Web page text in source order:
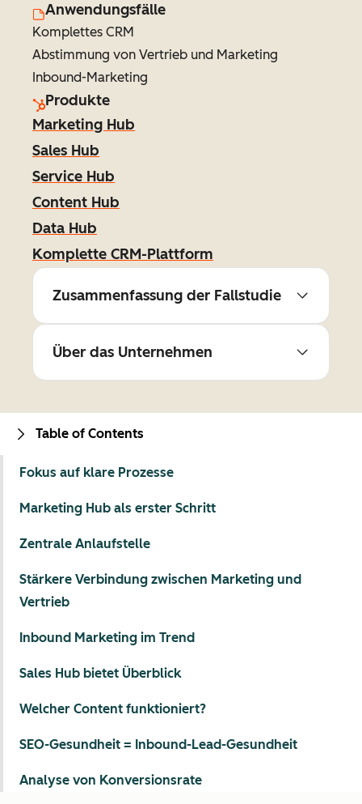
Anwendungsfälle
Komplettes CRM
Abstimmung von Vertrieb und Marketing
Inbound-Marketing
Produkte
Marketing Hub
Sales Hub
Service Hub
Content Hub
Data Hub
Komplette CRM-Plattform
Zusammenfassung der Fallstudie
Über das Unternehmen
Table of Contents
Fokus auf klare Prozesse
Marketing Hub als erster Schritt
Zentrale Anlaufstelle
Stärkere Verbindung zwischen Marketing und
Vertrieb
Inbound Marketing im Trend
Sales Hub bietet Überblick
Welcher Content funktioniert?
SEO-Gesundheit = Inbound-Lead-Gesundheit
Analyse von Konversionsrate